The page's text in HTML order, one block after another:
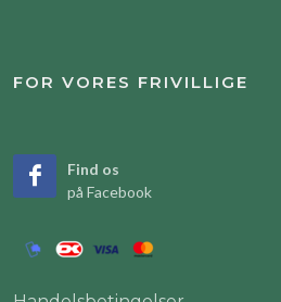
FOR VORES FRIVILLIGE
Find os
på Facebook